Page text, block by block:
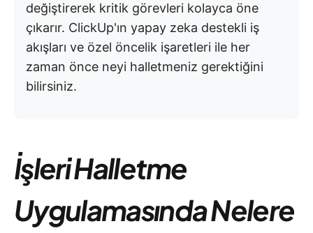
değiştirerek kritik görevleri kolayca öne
çıkarır. ClickUp'ın yapay zeka destekli iş
akışları ve özel öncelik işaretleri ile her
zaman önce neyi halletmeniz gerektiğini
bilirsiniz.
İşleri Halletme
Uygulamasında Nelere